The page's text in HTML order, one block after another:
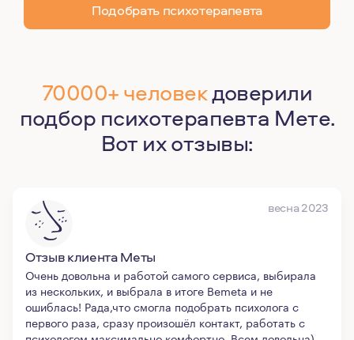
Подобрать психотерапевта
70000+ человекдоверили
подбор психотерапевта Мете.
Вот их отзывы:
весна 2023
Отзыв клиента Меты
Очень довольна и работой самого сервиса, выбирала
из нескольких, и выбрала в итоге Bemeta и не
ошиблась! Рада,что смогла подобрать психолога с
первого раза, сразу произошёл контакт, работать с